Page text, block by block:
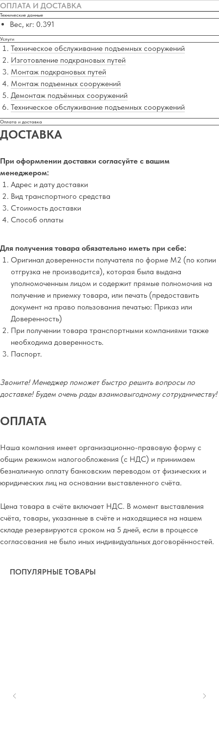
ОПЛАТА И ДОСТАВКА
Технические данные
Вес, кг: 0.391
Услуги
Техническое обслуживание подъемных сооружений
Изготовление подкрановых путей
Монтаж подкрановых путей
Монтаж подъемных сооружений
Демонтаж подъёмных сооружений
Техническое обслуживание подъемных сооружений
Оплата и доставка
ДОСТАВКА
При оформлении доставки согласуйте с вашим
менеджером:
Адрес и дату доставки
Вид транспортного средства
Стоимость доставки
Способ оплаты
Для получения товара обязательно иметь при себе:
Оригинал доверенности получателя по форме М2 (по копии
отгрузка не производится), которая была выдана
уполномоченным лицом и содержит прямые полномочия на
получение и приемку товара, или печать (предоставить
документ на право пользования печатью: Приказ или
Доверенность)
При получении товара транспортными компаниями также
необходима доверенность.
Паспорт.
Звоните! Менеджер поможет быстро решить вопросы по
доставке! Будем очень рады взаимовыгодному сотрудничеству!
ОПЛАТА
Наша компания имеет организационно-правовую форму с
общим режимом налогообложения (с НДС) и принимаем
безналичную оплату банковским переводом от физических и
юридических лиц на основании выставленного счёта.
Цена товара в счёте включает НДС. В момент выставления
счёта, товары, указанные в счёте и находящиеся на нашем
складе резервируются сроком на 5 дней, если в процессе
согласования не было иных индивидуальных договорённостей.
ПОПУЛЯРНЫЕ ТОВАРЫ